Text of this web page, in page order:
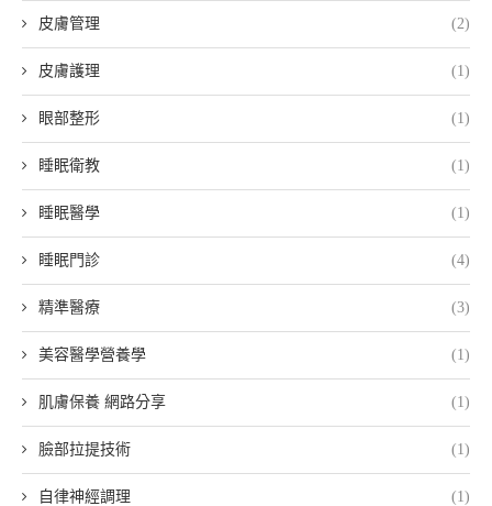
皮膚管理 (2)
皮膚護理 (1)
眼部整形 (1)
睡眠衛教 (1)
睡眠醫學 (1)
睡眠門診 (4)
精準醫療 (3)
美容醫學營養學 (1)
肌膚保養 網路分享 (1)
臉部拉提技術 (1)
自律神經調理 (1)